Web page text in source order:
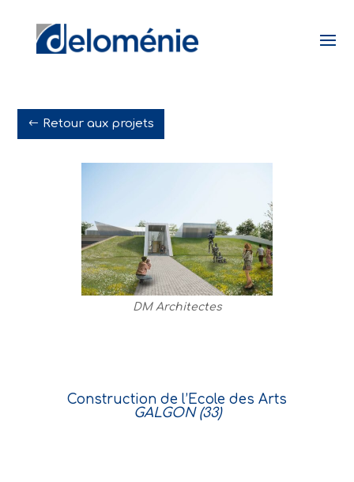
Retour aux projets
DM Architectes
Construction de l’Ecole des Arts
GALGON (33)